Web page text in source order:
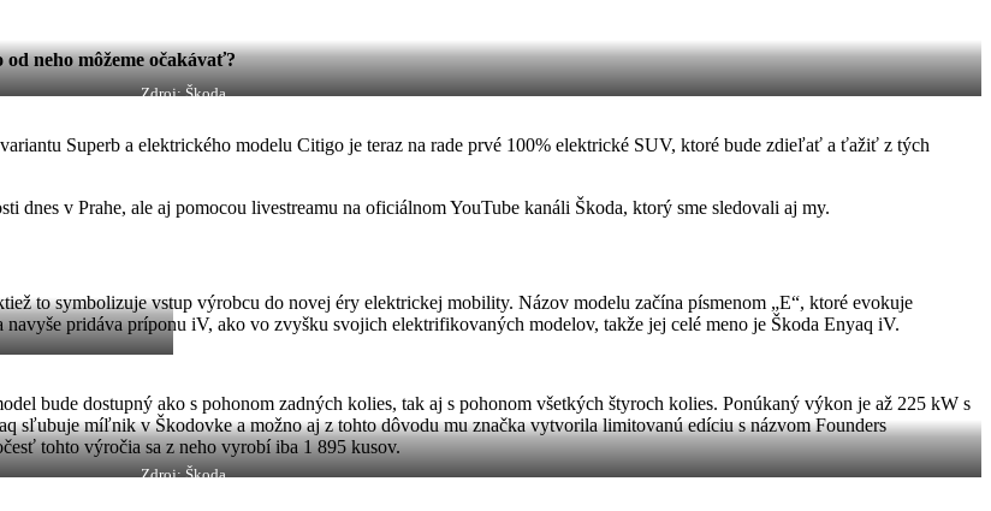
neho môžeme očakávať?
Zdroj: Škoda
Superb a elektrického modelu Citigo je teraz na rade prvé 100% elektrické SUV, ktoré bude zdieľať a ťažiť z tých
v Prahe, ale aj pomocou livestreamu na oficiálnom YouTube kanáli Škoda, ktorý sme sledovali aj my.
to symbolizuje vstup výrobcu do novej éry elektrickej mobility. Názov modelu začína písmenom „E“, ktoré evokuje
pridáva príponu iV, ako vo zvyšku svojich elektrifikovaných modelov, takže jej celé meno je Škoda Enyaq iV.
bude dostupný ako s pohonom zadných kolies, tak aj s pohonom všetkých štyroch kolies. Ponúkaný výkon je až 225 kW s
sľubuje míľnik v Škodovke a možno aj z tohto dôvodu mu značka vytvorila limitovanú edíciu s názvom Founders
tohto výročia sa z neho vyrobí iba 1 895 kusov.
Zdroj: Škoda